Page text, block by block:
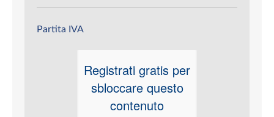
Partita IVA
Registrati gratis per
sbloccare questo
contenuto